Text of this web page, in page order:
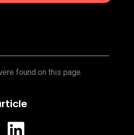
found on this page.